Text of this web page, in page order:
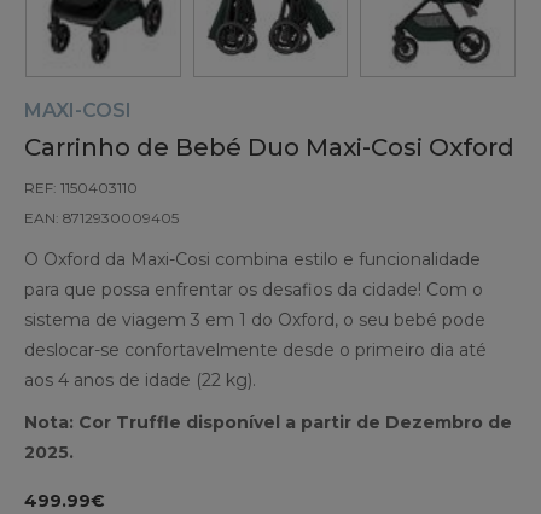
MAXI-COSI
Carrinho de Bebé Duo Maxi-Cosi Oxford
REF: 1150403110
EAN: 8712930009405
O Oxford da Maxi-Cosi combina estilo e funcionalidade
para que possa enfrentar os desafios da cidade! Com o
sistema de viagem 3 em 1 do Oxford, o seu bebé pode
deslocar-se confortavelmente desde o primeiro dia até
aos 4 anos de idade (22 kg).
Nota: Cor Truffle disponível a partir de Dezembro de
2025.
499.99€